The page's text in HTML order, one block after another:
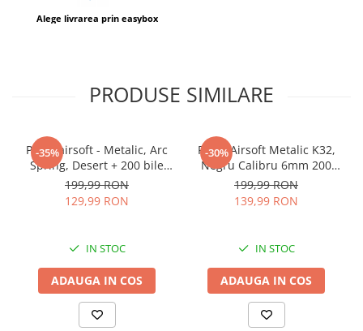
Alege livrarea prin easybox
PRODUSE SIMILARE
-35%
Pistol airsoft - Metalic, Arc
Spring, Desert + 200 bile
Profesionale 0.20, K33
199,99 RON
129,99 RON
IN STOC
ADAUGA IN COS
-30%
Pistol Airsoft Metalic K32,
Negru Calibru 6mm 200
Bile Profesionale
199,99 RON
139,99 RON
IN STOC
ADAUGA IN COS